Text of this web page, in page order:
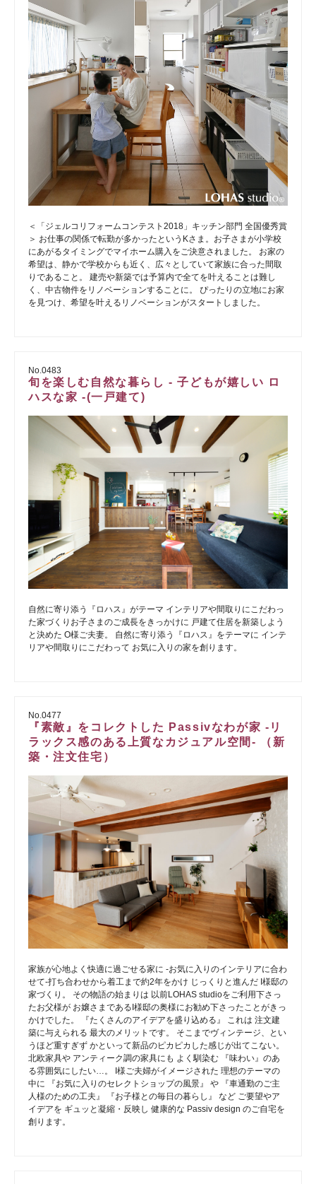
＜「ジェルコリフォームコンテスト2018」キッチン部門 全国優秀賞
＞ お仕事の関係で転勤が多かったというKさま。お子さまが小学校
にあがるタイミングでマイホーム購入をご決意されました。 お家の
希望は、静かで学校からも近く、広々としていて家族に合った間取
りであること。 建売や新築では予算内で全てを叶えることは難し
く、中古物件をリノベーションすることに。 ぴったりの立地にお家
を見つけ、希望を叶えるリノベーションがスタートしました。
No.0483
旬を楽しむ自然な暮らし - 子どもが嬉しい ロ
ハスな家 -(一戸建て)
自然に寄り添う『ロハス』がテーマ インテリアや間取りにこだわっ
た家づくりお子さまのご成長をきっかけに 戸建て住居を新築しよう
と決めた O様ご夫妻。 自然に寄り添う『ロハス』をテーマに インテ
リアや間取りにこだわって お気に入りの家を創ります。
No.0477
『素敵』をコレクトした Passivなわが家 -リ
ラックス感のある上質なカジュアル空間- （新
築・注文住宅）
家族が心地よく快適に過ごせる家に -お気に入りのインテリアに合わ
せて-打ち合わせから着工まで約2年をかけ じっくりと進んだ I様邸の
家づくり。 その物語の始まりは 以前LOHAS studioをご利用下さっ
たお父様が お嬢さまであるI様邸の奥様にお勧め下さったことがきっ
かけでした。 『たくさんのアイデアを盛り込める』 これは 注文建
築に与えられる 最大のメリットです。 そこまでヴィンテージ、とい
うほど重すぎず かといって新品のピカピカした感じが出てこない。
北欧家具や アンティーク調の家具にも よく馴染む 『味わい』のあ
る雰囲気にしたい…。 I様ご夫婦がイメージされた 理想のテーマの
中に 『お気に入りのセレクトショップの風景』 や 『車通勤のご主
人様のための工夫』 『お子様との毎日の暮らし』 など ご要望やア
イデアを ギュッと凝縮・反映し 健康的な Passiv design のご自宅を
創ります。